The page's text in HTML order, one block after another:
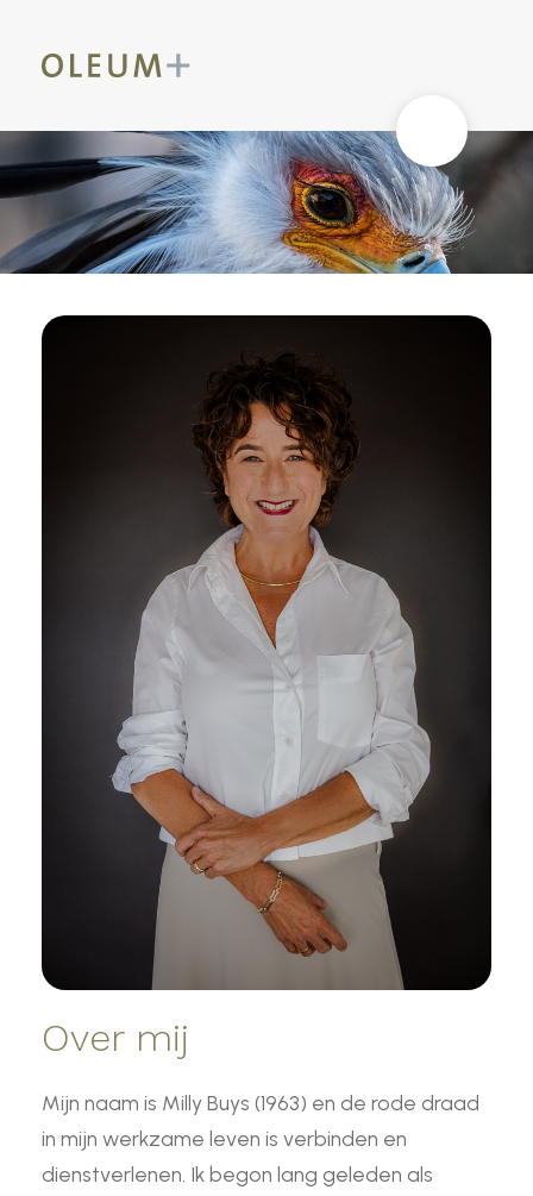
Over mij
Mijn naam is Milly Buys (1963) en de rode draad
in mijn werkzame leven is verbinden en
dienstverlenen. Ik begon lang geleden als